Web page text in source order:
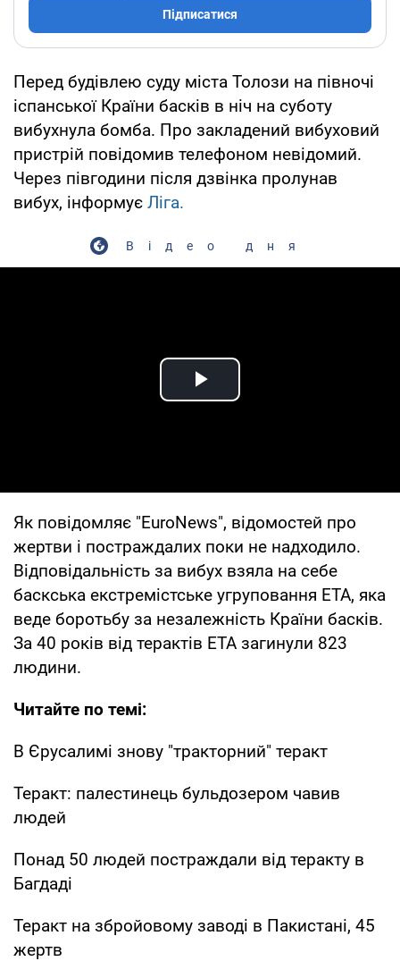
Підписатися
Перед будівлею суду міста Толози на півночі
іспанської Країни басків в ніч на суботу
вибухнула бомба. Про закладений вибуховий
пристрій повідомив телефоном невідомий.
Через півгодини після дзвінка пролунав
вибух, інформує Ліга.
Відео дня
Play Video
Як повідомляє "EuroNews", відомостей про
жертви і постраждалих поки не надходило.
Відповідальність за вибух взяла на себе
баскська екстремістське угруповання ЕТА, яка
веде боротьбу за незалежність Країни басків.
За 40 років від терактів ЕТА загинули 823
людини.
Читайте по темі:
В Єрусалимі знову "тракторний" теракт
Теракт: палестинець бульдозером чавив
людей
Понад 50 людей постраждали від теракту в
Багдаді
Теракт на збройовому заводі в Пакистані, 45
жертв